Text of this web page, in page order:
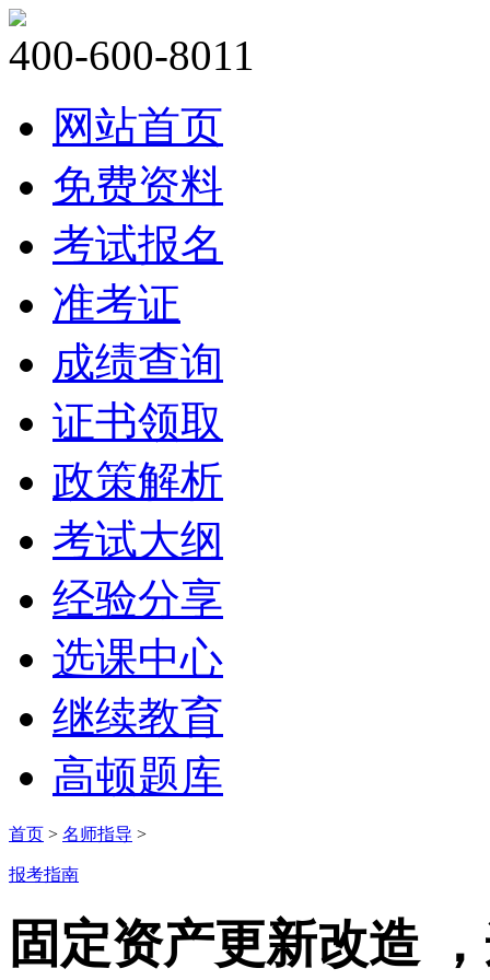
400-600-8011
网站首页
免费资料
考试报名
准考证
成绩查询
证书领取
政策解析
考试大纲
经验分享
选课中心
继续教育
高顿题库
首页 > 名师指导 >
报考指南
固定资产更新改造